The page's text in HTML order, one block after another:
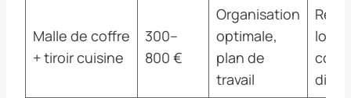
Malle de coffre
+ tiroir cuisine
300–
800 €
Organisation
optimale,
plan de
travail